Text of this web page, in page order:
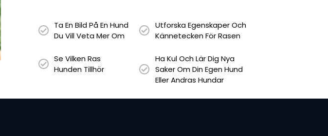
Ta En Bild På En Hund
Du Vill Veta Mer Om
Se Vilken Ras
Hunden Tillhör
Utforska Egenskaper Och
Kännetecken För Rasen
Ha Kul Och Lär Dig Nya
Saker Om Din Egen Hund
Eller Andras Hundar